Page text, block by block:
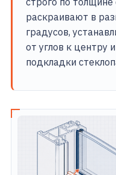
раскраивают в
градусов,
от углов к центру
подкладки